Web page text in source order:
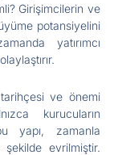
Girişimcilerin ve
potansiyelini
yatırımcı
ve önemi
kurucuların
yapı, zamanla
şekilde evrilmiştir.